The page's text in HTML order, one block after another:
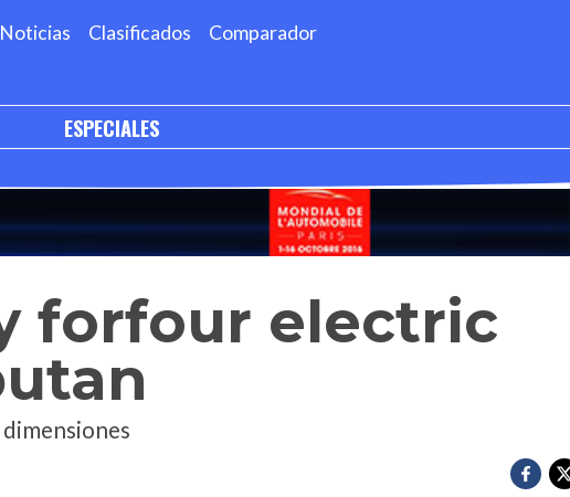
Noticias Clasificados Comparador
ESPECIALES
forfour electric